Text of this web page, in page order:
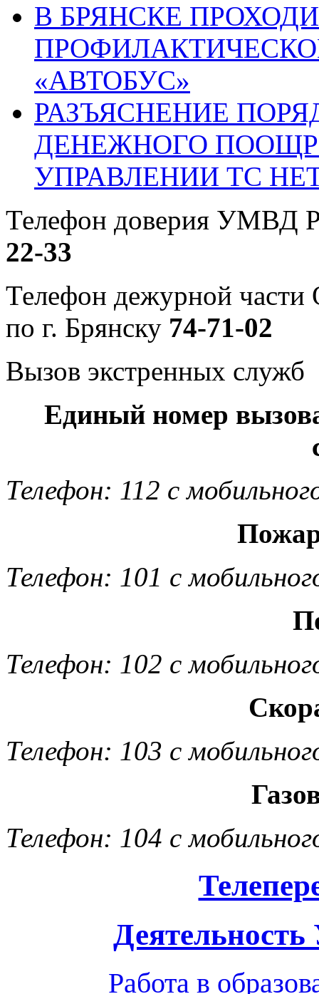
В БРЯНСКЕ
«АВТОБУС»
РАЗЪЯСНЕНИЕ
ДЕНЕЖНОГО
УПРАВЛЕНИИ ТС
Телефон доверия УМВД
22-33
Телефон дежурной
по г. Брянску 74-71-02
Вызов экстренных служб
Единый номер
Телефон: 112 с
Телефон: 101 с
Телефон: 102 с
Телефон: 103 с
Телефон: 104 с
Работа в